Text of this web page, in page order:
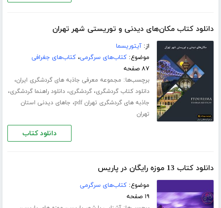
دانلود کتاب مکان‌های دیدنی و توریستی شهر تهران
از:آیتوریسما
موضوع:کتاب‌های سرگرمی،کتاب‌های جغرافی
۸۷ صفحه
برچسب‌ها: مجموعه معرفی جاذبه های گردشگری ایران،
دانلود کتاب گردشگری،گردشگری،دانلود راهنما گردشگری،
جاذبه های گردشگری تهران pdf ، جاهای دیدنی استان
تهران
دانلود کتاب
دانلود کتاب 13 موزه رایگان در پاریس
موضوع:کتاب‌های سرگرمی
۱۹ صفحه